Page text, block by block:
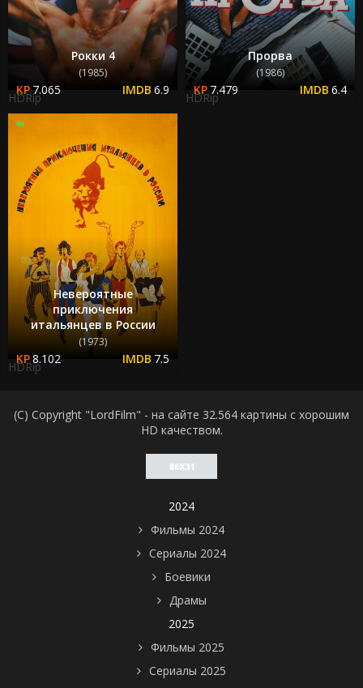
Рокки 4
(1985)
7.065 6.9
HDRip
Прорва
(1986)
7.479 6.4
HDRip
Невероятные
приключения
итальянцев в России
(1973)
8.102 7.5
HDRip
(C) Copyright "LordFilm" - на сайте 32.564 картины с хорошим
HD качеством.
2024
Фильмы 2024
Сериалы 2024
Боевики
Драмы
2025
Фильмы 2025
Сериалы 2025